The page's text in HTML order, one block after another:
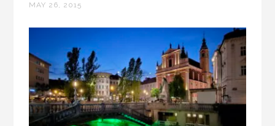
MAY 26, 2015